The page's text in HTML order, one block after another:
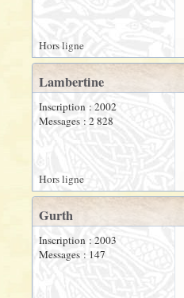
Hors ligne
Lambertine
Inscription : 2002
Messages : 2 828
Hors ligne
Gurth
Inscription : 2003
Messages : 147